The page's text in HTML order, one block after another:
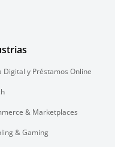
Digital y Préstamos Online
& Marketplaces
& Gaming